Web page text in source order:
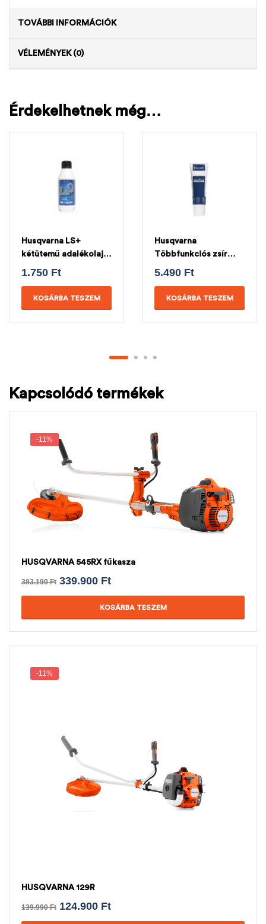
TOVÁBBI INFORMÁCIÓK
VÉLEMÉNYEK (0)
Érdekelhetnek még…
Husqvarna LS+
kétütemű adalékolaj
0.1L
1.750 Ft
KOSÁRBA TESZEM
Husqvarna
Többfunkciós zsír
225g
5.490 Ft
KOSÁRBA TESZEM
Kapcsolódó termékek
-11%
HUSQVARNA 545RX fűkasza
383.190Ft 339.900 Ft
KOSÁRBA TESZEM
-11%
HUSQVARNA 129R
139.990Ft 124.900 Ft